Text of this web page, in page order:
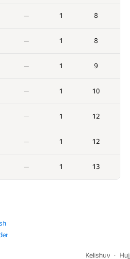
— 1 8
— 1 8
— 1 9
— 1 10
— 1 12
— 1 12
— 1 13
2 234
2 236
2 258
2 262
2 271
2 359
2 360
Kelishuv